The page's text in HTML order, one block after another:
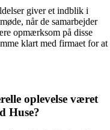
giver et indblik i
når de samarbejder
opmærksom på disse
klart med firmaet for at
oplevelse været
Huse?